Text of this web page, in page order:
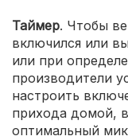
Таймер. Чтобы
включился или
или при
производители
настроить
прихода домой,
оптимальный